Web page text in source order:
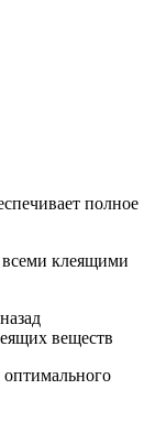
полное
всеми клеящими
веществ
оптимального